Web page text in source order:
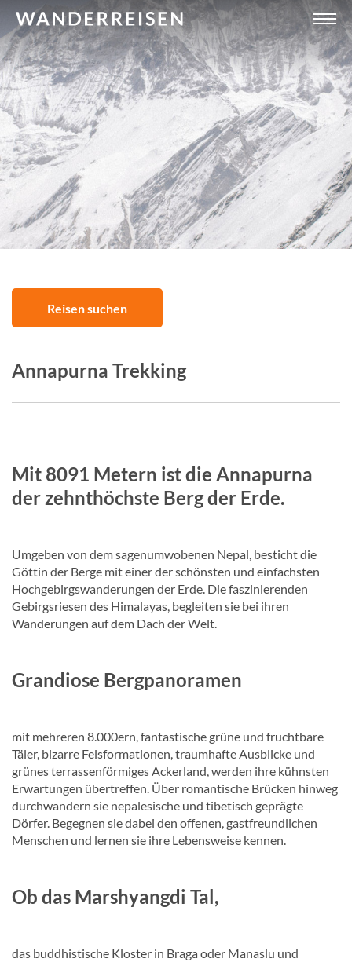
Annapurna Trekking
Reisen suchen
Mit 8091 Metern ist die Annapurna
der zehnthöchste Berg der Erde.
Umgeben von dem sagenumwobenen Nepal, besticht die
Göttin der Berge mit einer der schönsten und einfachsten
Hochgebirgswanderungen der Erde. Die faszinierenden
Gebirgsriesen des Himalayas, begleiten sie bei ihren
Wanderungen auf dem Dach der Welt.
Grandiose Bergpanoramen
mit mehreren 8.000ern, fantastische grüne und fruchtbare
Täler, bizarre Felsformationen, traumhafte Ausblicke und
grünes terrassenförmiges Ackerland, werden ihre kühnsten
Erwartungen übertreffen. Über romantische Brücken hinweg
durchwandern sie nepalesische und tibetisch geprägte
Dörfer. Begegnen sie dabei den offenen, gastfreundlichen
Menschen und lernen sie ihre Lebensweise kennen.
Ob das Marshyangdi Tal,
das buddhistische Kloster in Braga oder Manaslu und